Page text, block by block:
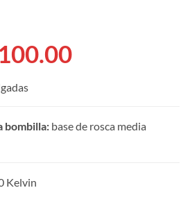
100.00El
es:
bombilla: base de rosca media
Kelvin